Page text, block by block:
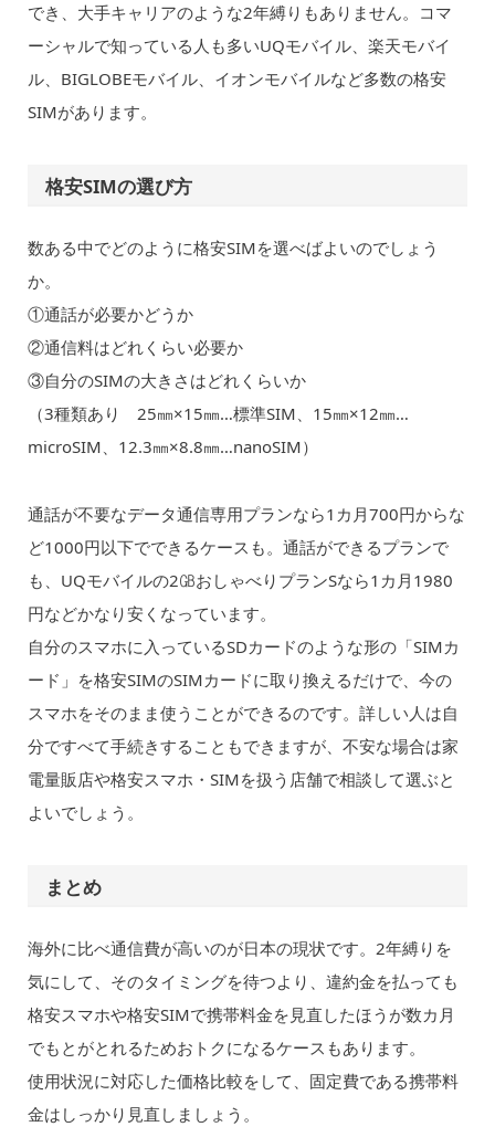
でき、大手キャリアのような2年縛りもありません。コマ
ーシャルで知っている人も多いUQモバイル、楽天モバイ
ル、BIGLOBEモバイル、イオンモバイルなど多数の格安
SIMがあります。
格安SIMの選び方
数ある中でどのように格安SIMを選べばよいのでしょう
か。
①通話が必要かどうか
②通信料はどれくらい必要か
③自分のSIMの大きさはどれくらいか
（3種類あり 25㎜×15㎜…標準SIM、15㎜×12㎜…
microSIM、12.3㎜×8.8㎜…nanoSIM）
通話が不要なデータ通信専用プランなら1カ月700円からな
ど1000円以下でできるケースも。通話ができるプランで
も、UQモバイルの2㎇おしゃべりプランSなら1カ月1980
円などかなり安くなっています。
自分のスマホに入っているSDカードのような形の「SIMカ
ード」を格安SIMのSIMカードに取り換えるだけで、今の
スマホをそのまま使うことができるのです。詳しい人は自
分ですべて手続きすることもできますが、不安な場合は家
電量販店や格安スマホ・SIMを扱う店舗で相談して選ぶと
よいでしょう。
まとめ
海外に比べ通信費が高いのが日本の現状です。2年縛りを
気にして、そのタイミングを待つより、違約金を払っても
格安スマホや格安SIMで携帯料金を見直したほうが数カ月
でもとがとれるためおトクになるケースもあります。
使用状況に対応した価格比較をして、固定費である携帯料
金はしっかり見直しましょう。